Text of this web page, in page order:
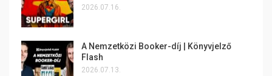
2026.07.16.
A Nemzetközi Booker-díj | Könyvjelző
Flash
2026.07.13.